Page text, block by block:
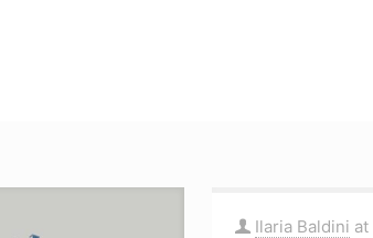
Ilaria Baldini at